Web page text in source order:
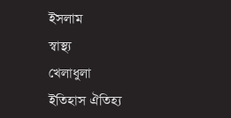
ইসলাম
স্বাস্থ্য
খেলাধুলা
ইতিহাস ঐতিহ্য